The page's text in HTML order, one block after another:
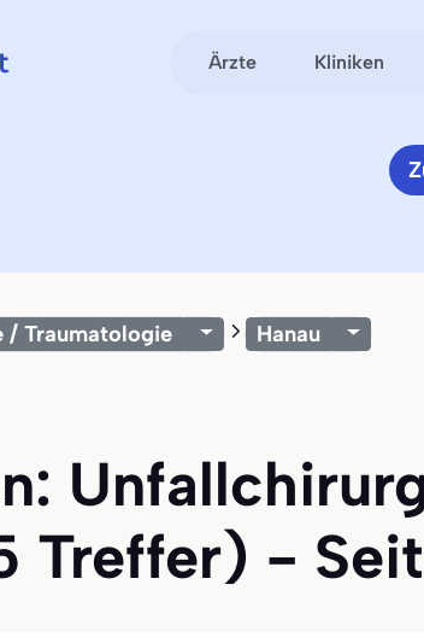
Ärzte Kliniken
/ Traumatologie Hanau
Treffer) -